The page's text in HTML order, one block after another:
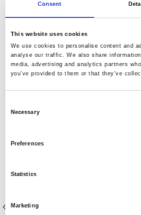
Consent
This website uses cookies
We use cookies to personalise content and
analyse our traffic. We also share
media, advertising and analytics partners
you’ve provided to them or that they’ve
Necessary
Preferences
Statistics
Marketing
Gewicht pro Quadratmeter
(m2)
Sie können